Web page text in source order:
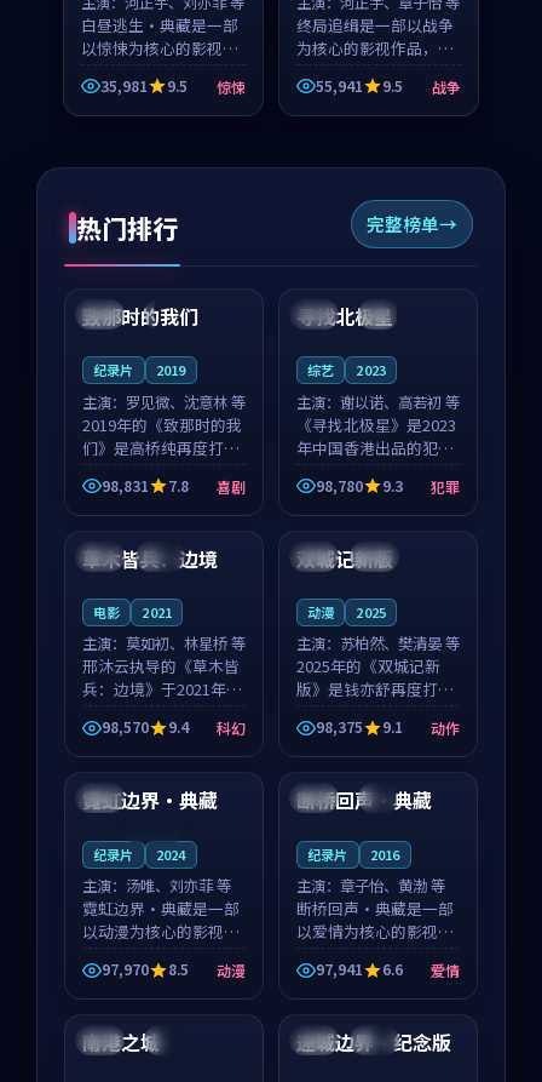
白昼逃生·典藏是一部
以惊悚为核心的影视作
品，围绕危机、反转与
人物成长展开，整体节
奏紧凑，值得推荐观
35,981 9.5 惊悚
终局追缉是一部以战争
为核心的影视作品，围
绕危机、反转与人物成
长展开，整体节奏紧
凑，值得推荐观看。
55,941 9.5 战争
热门排行 完整榜单
中国 4K
99:22
致那时的我们
纪录片 2019
主演： 罗见微、沈意林 等
2019年的《致那时的我
们》是高桥纯再度打磨
的喜剧佳作。中国大陆
的取景与都市寓言的氛
围相互成就，罗见微与
沈意林的对手戏自然克
制，让整部影片在悬
98,831 7.8 喜剧
中国 4K
99:18
寻找北极星
综艺 2023
主演： 谢以诺、高若初 等
《寻找北极星》是2023
年中国香港出品的犯罪
新作，主创团队希望用
公路冒险的故事让观众
停下来想一想。谢以诺
领衔，高若初担任重要
角色，戚南柯的叙事
98,780 9.3 犯罪
泰国 独播
草木皆兵：边境
电影 2021
主演： 莫如初、林星桥 等
邢沐云执导的《草木皆
兵：边境》于2021年面
世，泰国的城市气质与
校园青春的人物心境共
同构筑了影片基调。莫
如初、林星桥用细腻的
表演撑起整部科幻电
98,570 9.4 科幻
中国 独播
双城记新版
动漫 2025
主演： 苏柏然、樊清晏 等
2025年的《双城记新
版》是钱亦舒再度打磨
的动作佳作。中国大陆
的取景与沙漠探险的氛
围相互成就，苏柏然与
樊清晏的对手戏自然克
制，让整部影片在悬念
98,375 9.1 动作
法国
霓虹边界·典藏
纪录片 2024
主演： 汤唯、刘亦菲 等
霓虹边界·典藏是一部
以动漫为核心的影视作
品，围绕危机、反转与
人物成长展开，整体节
奏紧凑，值得推荐观
看。
97,970 8.5 动漫
中国 4K
断桥回声·典藏
纪录片 2016
主演： 章子怡、黄渤 等
断桥回声·典藏是一部
以爱情为核心的影视作
品，围绕危机、反转与
人物成长展开，整体节
奏紧凑，值得推荐观
看。
97,941 6.6 爱情
中国 4K
南港之城 美国 完结
迷城边界·纪念版